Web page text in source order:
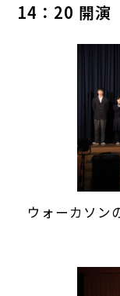
14：20 開演
ウォーカソン